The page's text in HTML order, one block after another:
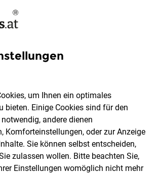
Geringfügig
Ruetz
Geringfügig 28.07.2026
um Ihnen ein optimales
bieten. Einige Cookies sind für den
andere dienen
Komforteinstellungen, oder zur Anzeige
Sie können selbst entscheiden,
zulassen wollen. Bitte beachten Sie,
Einstellungen womöglich nicht mehr